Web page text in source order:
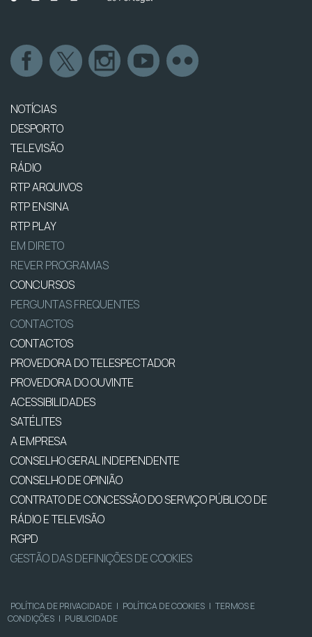
NOTÍCIAS
DESPORTO
TELEVISÃO
RÁDIO
RTP ARQUIVOS
RTP ENSINA
RTP PLAY
EM DIRETO
REVER PROGRAMAS
CONCURSOS
PERGUNTAS FREQUENTES
CONTACTOS
CONTACTOS
PROVEDORA DO TELESPECTADOR
PROVEDORA DO OUVINTE
ACESSIBILIDADES
SATÉLITES
A EMPRESA
CONSELHO GERAL INDEPENDENTE
CONSELHO DE OPINIÃO
CONTRATO DE CONCESSÃO DO SERVIÇO PÚBLICO DE
RÁDIO E TELEVISÃO
RGPD
GESTÃO DAS DEFINIÇÕES DE COOKIES
POLÍTICA DE PRIVACIDADE | POLÍTICA DE COOKIES | TERMOS E
CONDIÇÕES | PUBLICIDADE